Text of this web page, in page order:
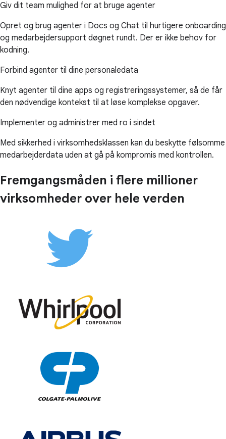
Giv dit team mulighed for at bruge agenter
Opret og brug agenter i Docs og Chat til hurtigere onboarding
og medarbejdersupport døgnet rundt. Der er ikke behov for
kodning.
Forbind agenter til dine personaledata
Knyt agenter til dine apps og registreringssystemer, så de får
den nødvendige kontekst til at løse komplekse opgaver.
Implementer og administrer med ro i sindet
Med sikkerhed i virksomhedsklassen kan du beskytte følsomme
medarbejderdata uden at gå på kompromis med kontrollen.
Fremgangsmåden i flere millioner
virksomheder over hele verden